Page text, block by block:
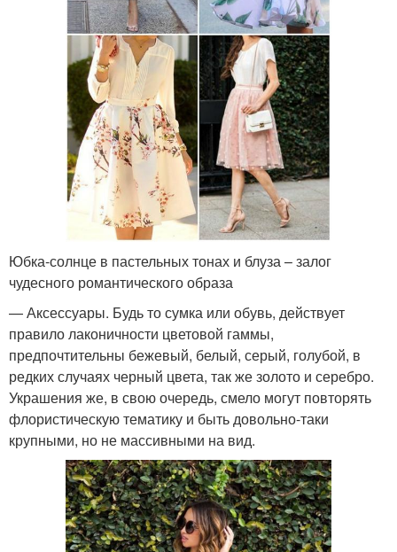
Юбка-солнце в пастельных тонах и блуза – залог
чудесного романтического образа
— Аксессуары. Будь то сумка или обувь, действует
правило лаконичности цветовой гаммы,
предпочтительны бежевый, белый, серый, голубой, в
редких случаях черный цвета, так же золото и серебро.
Украшения же, в свою очередь, смело могут повторять
флористическую тематику и быть довольно-таки
крупными, но не массивными на вид.